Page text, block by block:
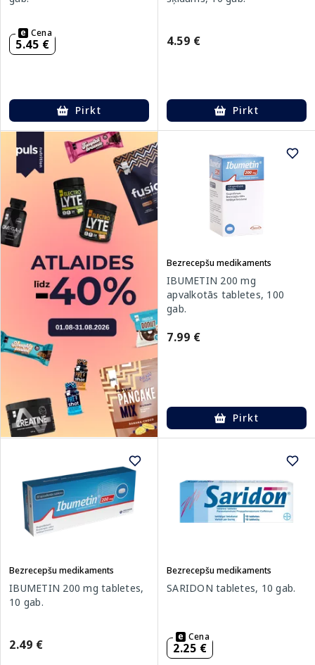
Cena
5.45 €
Pirkt
4.59 €
Pirkt
Bezrecepšu medikaments
IBUMETIN 200 mg
apvalkotās tabletes, 100
gab.
7.99 €
Pirkt
Bezrecepšu medikaments
IBUMETIN 200 mg tabletes,
10 gab.
2.49 €
Bezrecepšu medikaments
SARIDON tabletes, 10 gab.
Cena
2.25 €